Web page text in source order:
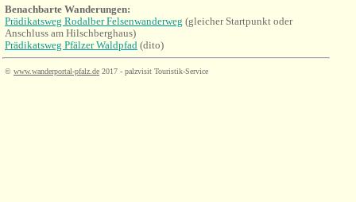
Benachbarte Wanderungen:
Prädikatsweg Rodalber Felsenwanderweg (gleicher Startpunkt oder
Anschluss am Hilschberghaus)
Prädikatsweg Pfälzer Waldpfad (dito)
© www.wanderportal-pfalz.de 2017 - palzvisit Touristik-Service